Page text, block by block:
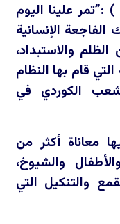
:”تمر علينا اليوم
الفاجعة الإنسانية
والاستبداد،
قام بها النظام
الكوردي في
معاناة أكثر من
والشيوخ،
والتنكيل التي